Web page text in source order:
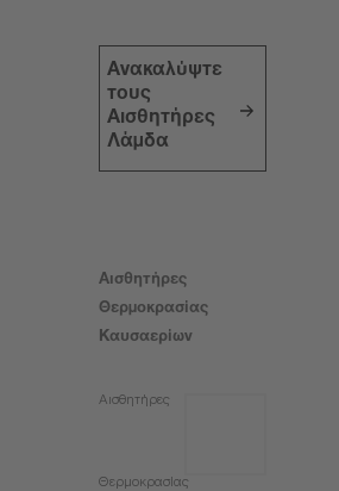
Ανακαλύψτε
τους
Αισθητήρες
Λάμδα
Αισθητήρες
Θερμοκρασίας
Καυσαερίων
Αισθητήρες
Θερμοκρασίας